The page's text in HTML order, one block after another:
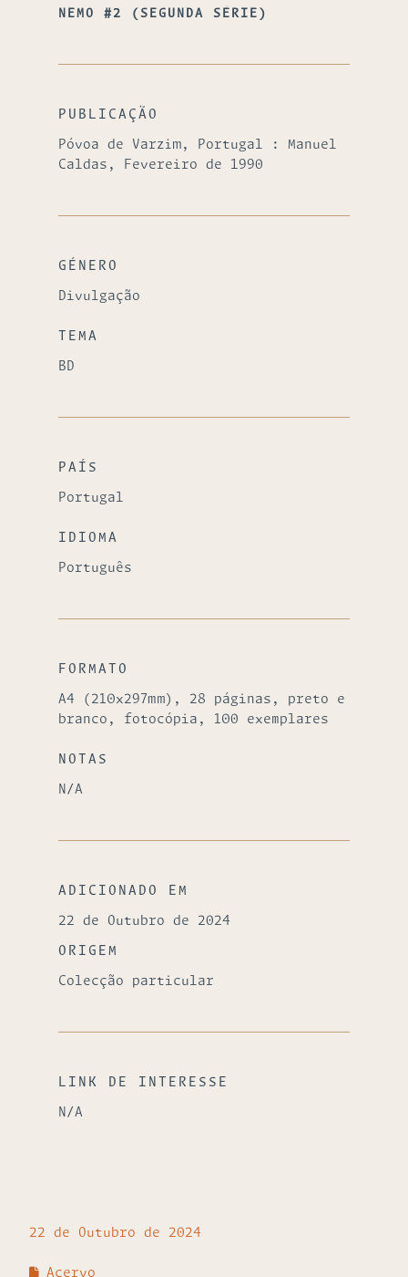
NEMO #2 (SEGUNDA SÉRIE)
PUBLICAÇÃO
Póvoa de Varzim, Portugal : Manuel
Caldas, Fevereiro de 1990
GÉNERO
Divulgação
TEMA
BD
PAÍS
Portugal
IDIOMA
Português
FORMATO
A4 (210x297mm), 28 páginas, preto e
branco, fotocópia, 100 exemplares
NOTAS
N/A
ADICIONADO EM
22 de Outubro de 2024
ORIGEM
Colecção particular
LINK DE INTERESSE
N/A
22 de Outubro de 2024
Acervo